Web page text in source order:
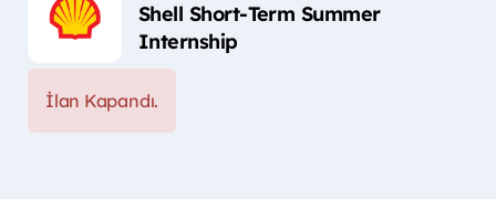
Shell Short-Term Summer
Internship
İlan Kapandı.